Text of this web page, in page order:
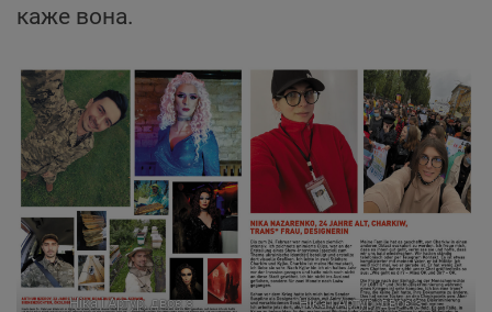
каже вона.
Ніка i Артур, двоє з
Ніка i Артур, двоє з